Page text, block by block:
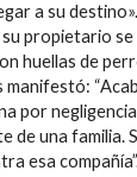
a su destino».
propietario
huellas de
manifestó:
por
de una familia.
esa